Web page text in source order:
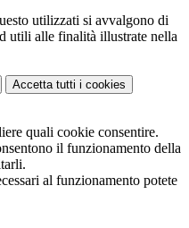
utilizzati si avvalgono di
utili alle finalità illustrate nella
Accetta tutti i cookies
quali cookie consentire.
il funzionamento della
al funzionamento potete